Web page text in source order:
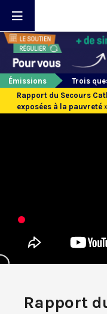
Émissions
Trois
Rapport du Secours
exposées à la pauvreté
Rapport